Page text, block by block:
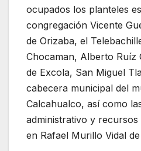
ocupados los planteles
congregación Vicente
de Orizaba, el
Chocaman, Alberto Ruíz
de Excola, San Miguel
cabecera municipal del
Calcahualco, así como
administrativo y
en Rafael Murillo Vidal